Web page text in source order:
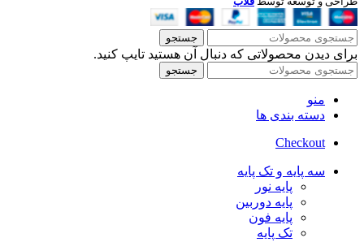
جستجو
برای دیدن محصولاتی که دنبال آن هستید تایپ کنید.
جستجو
منو
دسته بندی ها
Checkout
سه پایه و تک پایه
پایه نور
پایه دوربین
پایه فون
تک پایه